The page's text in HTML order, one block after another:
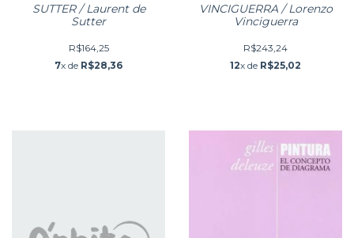
SUTTER / Laurent de
Sutter
R$164,25
7x de R$28,36
VINCIGUERRA / Lorenzo
Vinciguerra
R$243,24
12x de R$25,02